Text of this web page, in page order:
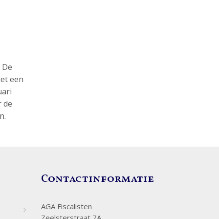
een
de
Contactinformatie
AGA Fiscalisten